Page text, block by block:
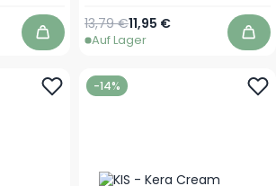
In den Warenkorb
Ab
11,95 €
Regulärer Preis
13,79 €
Auf Lager In
-14%